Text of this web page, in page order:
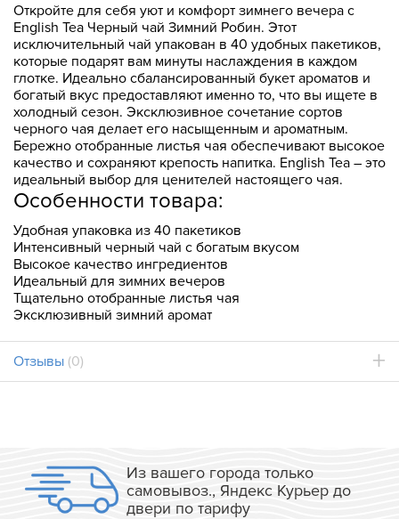
Откройте для себя уют и комфорт зимнего вечера с
English Tea Черный чай Зимний Робин. Этот
исключительный чай упакован в 40 удобных пакетиков,
которые подарят вам минуты наслаждения в каждом
глотке. Идеально сбалансированный букет ароматов и
богатый вкус предоставляют именно то, что вы ищете в
холодный сезон. Эксклюзивное сочетание сортов
черного чая делает его насыщенным и ароматным.
Бережно отобранные листья чая обеспечивают высокое
качество и сохраняют крепость напитка. English Tea – это
идеальный выбор для ценителей настоящего чая.
Особенности товара:
Удобная упаковка из 40 пакетиков
Интенсивный черный чай с богатым вкусом
Высокое качество ингредиентов
Идеальный для зимних вечеров
Тщательно отобранные листья чая
Эксклюзивный зимний аромат
Отзывы (0)
Из вашего города только
самовывоз., Яндекс Курьер до
двери по тарифу